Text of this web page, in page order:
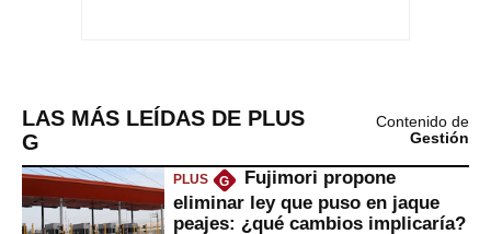
LAS MÁS LEÍDAS DE PLUS
G
Contenido de
Gestión
PLUS G
Fujimori propone
eliminar ley que puso en jaque
peajes: ¿qué cambios implicaría?